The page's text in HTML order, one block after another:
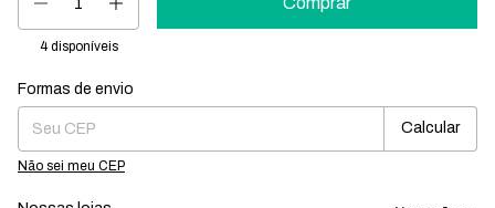
4 disponíveis
Entregas para o CEP:
Formas de envio
Calcular
Não sei meu CEP